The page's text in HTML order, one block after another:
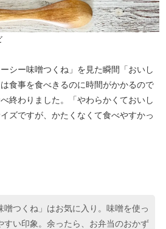
シー味噌つくね」を見た瞬間「おいし
食事を食べきるのに時間がかかるので
終わりました。「やわらかくておいし
ズですが、かたくなくて食べやすかっ
噌つくね」はお気に入り。味噌を使っ
すい印象。余ったら、お弁当のおかず